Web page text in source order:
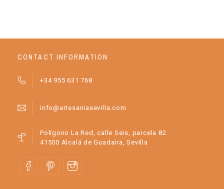
CONTACT INFORMATION
+34 955 631 768
info@artesaniasevilla.com
Polígono La Red, calle Seis, parcela 82.
41500 Alcalá de Guadaíra, Sevilla